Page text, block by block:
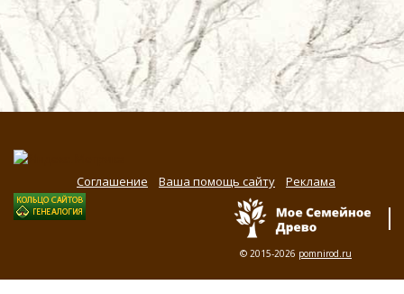
Соглашение Ваша помощь сайту Реклама
© 2015-2026 pomnirod.ru